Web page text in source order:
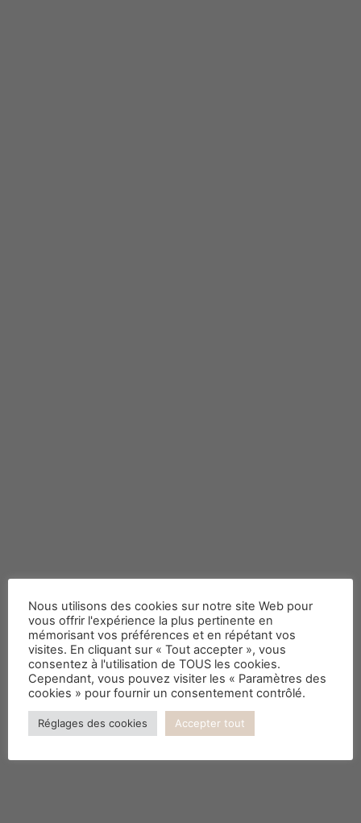
C’est aussi la rentrée du
Feng shui
Nous utilisons des cookies sur notre site Web pour
vous offrir l'expérience la plus pertinente en
mémorisant vos préférences et en répétant vos
visites. En cliquant sur « Tout accepter », vous
consentez à l'utilisation de TOUS les cookies.
Cependant, vous pouvez visiter les « Paramètres des
cookies » pour fournir un consentement contrôlé.
Réglages des cookies Accepter tout